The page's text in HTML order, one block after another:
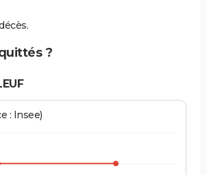
?
: Insee)